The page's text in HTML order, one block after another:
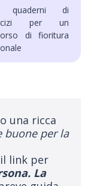
quaderni di
per un
di fioritura
una ricca
buone per la
link per
La